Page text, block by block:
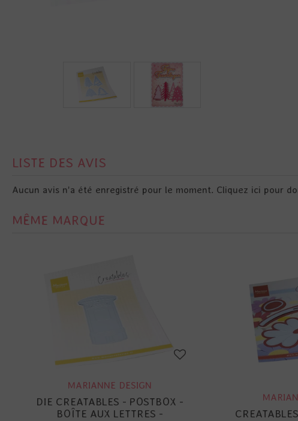
LISTE DES AVIS
Aucun avis n'a été enregistré pour le moment. Cliquez ici pour
MÊME MARQUE
MARIANNE DESIGN
DIE CREATABLES - POSTBOX -
BOÎTE AUX LETTRES -